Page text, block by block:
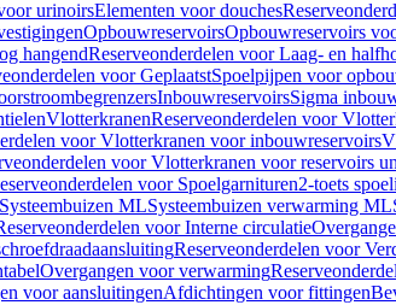
urinoirsElementen voor douches
OpbouwreservoirsOpbouwreservoirs
hangendReserveonderdelen voor Laag- en
voor GeplaatstSpoelpijpen voor
InbouwreservoirsSigma
VlotterkranenReserveonderdelen voor
voor Vlotterkranen voor inbouwreservoirs
voor Vlotterkranen voor reservoirs
voor Spoelgarnituren2-toets
Systeembuizen MLSysteembuizen verwarming ML
voor Interne circulatie
Reserveonderdelen voor
Overgangen voor verwarming
voor aansluitingenAfdichtingen voor fittingen